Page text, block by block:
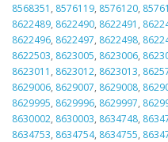
8568351 , 8576119, 8576120,
8622489, 8622490, 8622491 ,
8622496, 8622497, 8622498,
8622503, 8623005, 8623006,
8623011 , 8623012, 8623013,
8629006, 8629007, 8629008,
8629995, 8629996, 8629997,
8630002, 8630003, 8634748,
8634753, 8634754, 8634755,